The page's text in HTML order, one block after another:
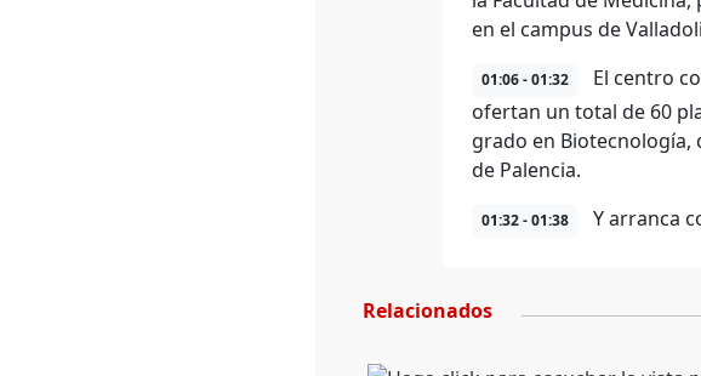
en el campus de
01:06 - 01:32
El centro
ofertan un total de 60
grado en Biotecnología,
de Palencia.
01:32 - 01:38 Y arranca
Relacionados